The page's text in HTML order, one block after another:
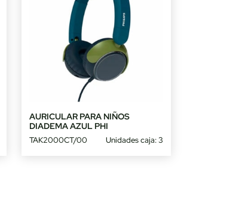
AURICULAR PARA NIÑOS
DIADEMA AZUL PHI
TAK2000CT/00 Unidades caja: 3